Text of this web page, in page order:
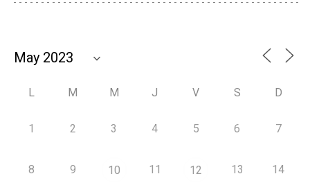
L M M J V S D
1 2 3 4 5 6 7
8 9 10 11 12 13 14